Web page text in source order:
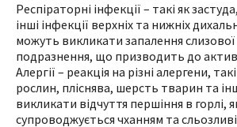
Респіраторні інфекції – такі як
інші інфекції верхніх та нижніх
можуть викликати запалення слизової
подразнення, що призводить до
Алергії – реакція на різні алергени,
рослин, пліснява, шерсть тварин та
викликати відчуття першіння в горлі,
супроводжується чханням та